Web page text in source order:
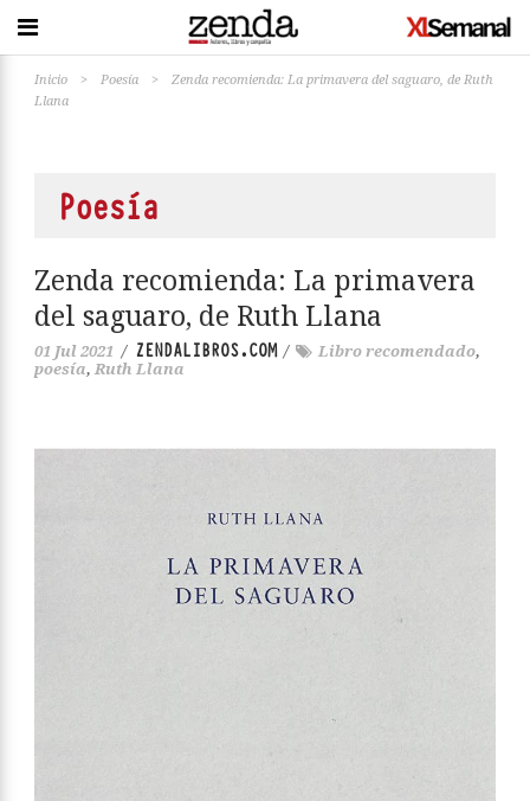
Inicio > Poesía >
Zenda recomienda: La primavera del saguaro, de Ruth
Llana
Poesía
Zenda recomienda: La primavera
del saguaro, de Ruth Llana
01 Jul 2021 / ZENDALIBROS.COM/ Libro recomendado,
poesía, Ruth Llana